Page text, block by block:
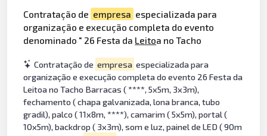
Contratação de empresa especializada para
organização e execução completa do evento
denominado " 26 Festa da Leitoa no Tacho
Contratação de empresa especializada para
organização e execução completa do evento 26 Festa da
Leitoa no Tacho Barracas ( ****, 5x5m, 3x3m),
fechamento ( chapa galvanizada, lona branca, tubo
gradil), palco ( 11x8m, ****), camarim ( 5x5m), portal (
10x5m), backdrop ( 3x3m), som e luz, painel de LED ( 90m